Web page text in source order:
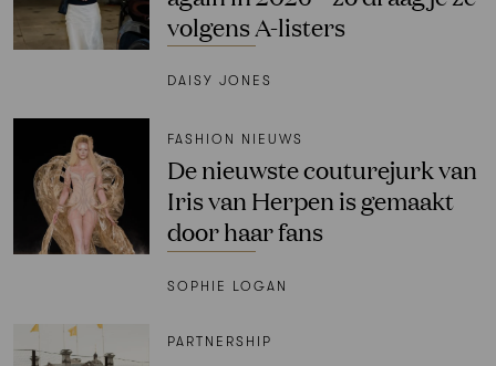
volgens A-listers
DAISY JONES
FASHION NIEUWS
De nieuwste couturejurk van
Iris van Herpen is gemaakt
door haar fans
SOPHIE LOGAN
PARTNERSHIP